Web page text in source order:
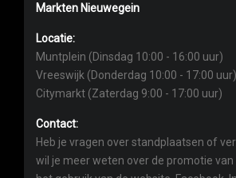
Markten Nieuwegein
Locatie:
Muntplein (Dinsdag 10:00 - 16:00 uur)
Vreeswijk (Donderdag 10:00 - 17:00 uur)
Citymarkt (Zaterdag 9:00 - 17:00 uur)
Contact:
Heb je vragen over standplaatsen of
wil je meer weten over de promotie